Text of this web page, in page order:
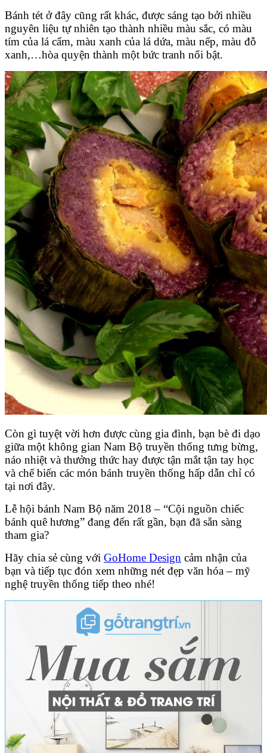
Bánh tét ở đây cũng rất khác, được sáng tạo bởi nhiều
nguyên liệu tự nhiên tạo thành nhiều màu sắc, có màu
tím của lá cẩm, màu xanh của lá dứa, màu nếp, màu đỗ
xanh,…hòa quyện thành một bức tranh nổi bật.
Còn gì tuyệt vời hơn được cùng gia đình, bạn bè đi dạo
giữa một không gian Nam Bộ truyền thống tưng bừng,
náo nhiệt và thưởng thức hay được tận mắt tận tay học
và chế biến các món bánh truyền thống hấp dẫn chỉ có
tại nơi đây.
Lễ hội bánh Nam Bộ năm 2018 – “Cội nguồn chiếc
bánh quê hương” đang đến rất gần, bạn đã sẵn sàng
tham gia?
Hãy chia sẻ cùng với GoHome Design cảm nhận của
bạn và tiếp tục đón xem những nét đẹp văn hóa – mỹ
nghệ truyền thống tiếp theo nhé!